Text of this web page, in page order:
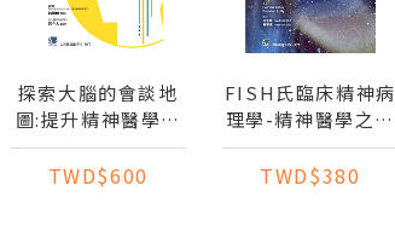
探索大腦的會談地
圖:提升精神醫學核
心能力(第二版)
TWD$600
FISH氏臨床精神病
理學-精神醫學之病
徵及症狀(第四版)
TWD$380